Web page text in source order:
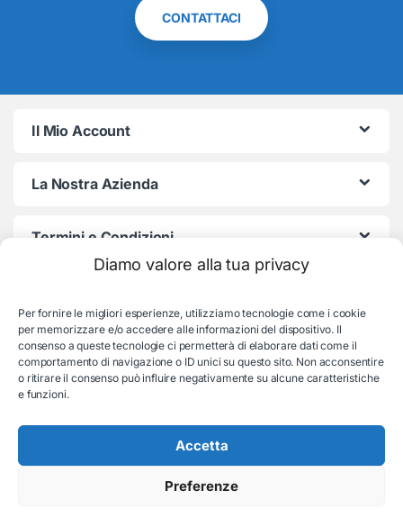
Diamo valore alla tua privacy
Per fornire le migliori esperienze, utilizziamo tecnologie come i cookie
per memorizzare e/o accedere alle informazioni del dispositivo. Il
consenso a queste tecnologie ci permetterà di elaborare dati come il
comportamento di navigazione o ID unici su questo sito. Non acconsentire
o ritirare il consenso può influire negativamente su alcune caratteristiche
e funzioni.
Accetta
Preferenze
CONTATTACI
Il Mio Account
La Nostra Azienda
Termini e Condizioni
Consulenza e supporto:
035-19831192
© EB Store By Belotti Informatica & Elettronica